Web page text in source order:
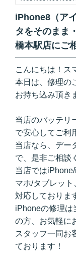
iPhone8（ア
タをそのまま
橋本駅店にご
こんにちは！ス
本日は、修理の
お持ち込み頂き
当店のバッテリ
で安心してご利
当店なら、デー
で、是非ご相談
当店では
マホ/タブレッ
対応しておりま
iPhoneの修理は
の方、お気軽に
スタッフ一同お
ております！